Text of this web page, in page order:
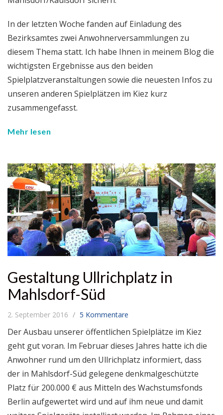
In der letzten Woche fanden auf Einladung des
Bezirksamtes zwei Anwohnerversammlungen zu
diesem Thema statt. Ich habe Ihnen in meinem Blog die
wichtigsten Ergebnisse aus den beiden
Spielplatzveranstaltungen sowie die neuesten Infos zu
unseren anderen Spielplätzen im Kiez kurz
zusammengefasst.
Mehr lesen
Gestaltung Ullrichplatz in
Mahlsdorf-Süd
2. September 2016 5 Kommentare
Der Ausbau unserer öffentlichen Spielplätze im Kiez
geht gut voran. Im Februar dieses Jahres hatte ich die
Anwohner rund um den Ullrichplatz informiert, dass
der in Mahlsdorf-Süd gelegene denkmalgeschützte
Platz für 200.000 € aus Mitteln des Wachstumsfonds
Berlin aufgewertet wird und auf ihm neue und damit